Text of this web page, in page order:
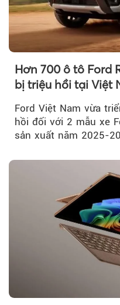
Hơn 700 ô tô Ford
bị triệu hồi tại Việt
Ford Việt Nam vừa
hồi đối với 2 mẫu xe
sản xuất năm 2025-